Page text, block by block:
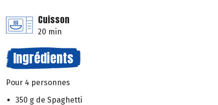
Cuisson
20 min
Ingrédients
Pour 4 personnes
350 g de Spaghetti